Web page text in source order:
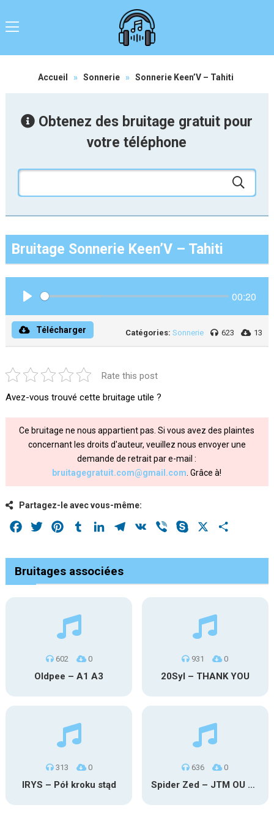
Accueil » Sonnerie » Sonnerie Keen’V – Tahiti
Obtenez des bruitage gratuit pour
votre téléphone
Bruitage Sonnerie Keen’V – Tahiti
00:20
Télécharger Catégories: Sonnerie 623 13
Rate this post
Avez-vous trouvé cette bruitage utile ?
Ce bruitage ne nous appartient pas. Si vous avez des plaintes
concernant les droits d'auteur, veuillez nous envoyer une
demande de retrait par e-mail :
bruitagegratuit.com@gmail.com . Grâce à!
Partagez-le avec vous-même:
Facebook
Twitter PinterestTumblrLinkedInTelegram
VK Viber Skype
Bruitages associées
602 0
Oldpee – A1 A3
931 0
20Syl – THANK YOU
313 0
IRYS – Pół kroku stąd
636 0
Spider Zed – JTM OU TG